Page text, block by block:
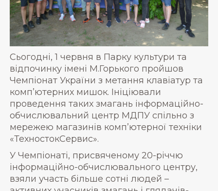
Сьогодні, 1 червня в Парку культури та
відпочинку імені М.Горького пройшов
Чемпіонат України з метання клавіатур та
комп’ютерних мишок. Ініціювали
проведення таких змагань інформаційно-
обчислювальний центр МДПУ спільно з
мережею магазинів комп’ютерної техніки
«ТехностокСервис».
У Чемпіонаті, присвяченому 20-річчю
інформаційно-обчислювального центру,
взяли участь більше сотні людей –